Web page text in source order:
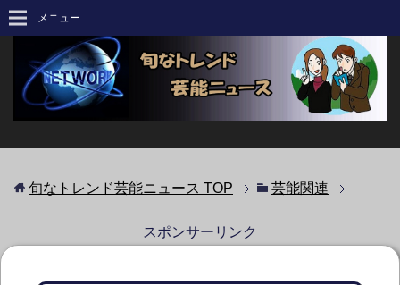
メニュー
旬なトレンド芸能ニュース TOP 芸能関連
スポンサーリンク